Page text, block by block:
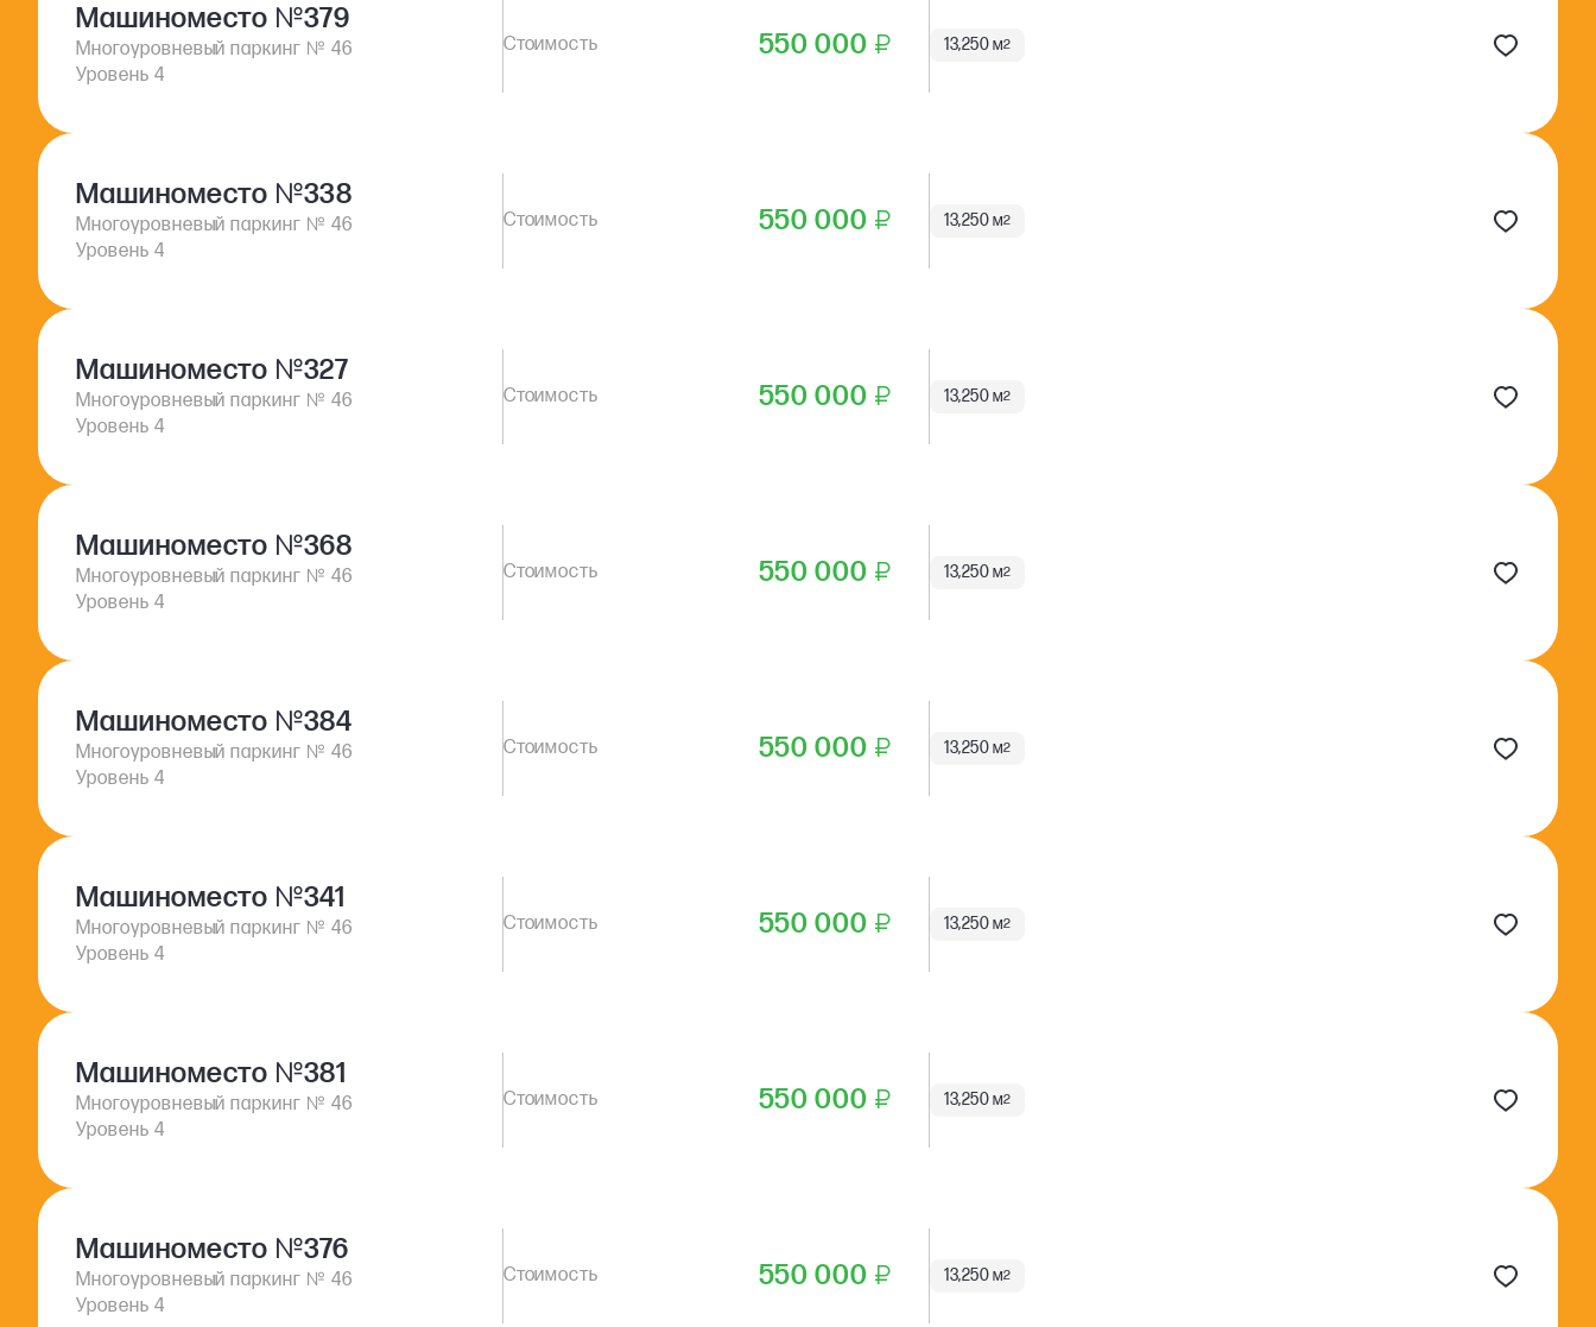
Машиноместо №379
Многоуровневый паркинг № 46
Уровень 4
550 000 ₽ 13,250 м2
Машиноместо №338
Многоуровневый паркинг № 46
Уровень 4
550 000 ₽ 13,250 м2
Машиноместо №327
Многоуровневый паркинг № 46
Уровень 4
550 000 ₽ 13,250 м2
Машиноместо №368
Многоуровневый паркинг № 46
Уровень 4
550 000 ₽ 13,250 м2
Машиноместо №384
Многоуровневый паркинг № 46
Уровень 4
550 000 ₽ 13,250 м2
Машиноместо №341
Многоуровневый паркинг № 46
Уровень 4
550 000 ₽ 13,250 м2
Машиноместо №381
Многоуровневый паркинг № 46
Уровень 4
550 000 ₽ 13,250 м2
Машиноместо №376
Многоуровневый паркинг № 46
Уровень 4
550 000 ₽ 13,250 м2